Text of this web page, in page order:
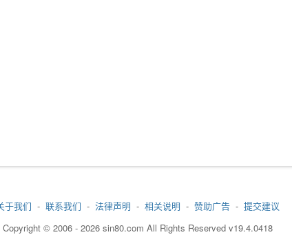
于我们 - 联系我们 - 法律声明 - 相关说明 - 赞助广告 - 提交建议
Copyright © 2006 - 2026 sin80.com All Rights Reserved v19.4.0418